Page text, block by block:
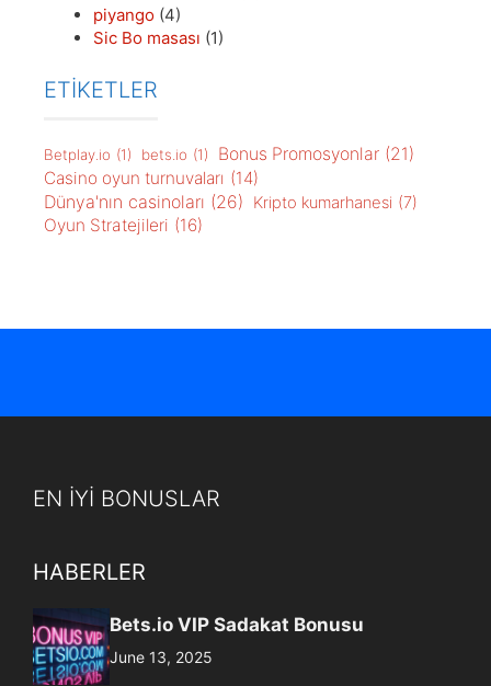
piyango (4)
Sic Bo masası (1)
ETİKETLER
Betplay.io (1) bets.io (1) Bonus Promosyonlar (21)
Casino oyun turnuvaları (14)
Dünya'nın casinoları (26) Kripto kumarhanesi (7)
Oyun Stratejileri (16)
EN İYİ BONUSLAR
HABERLER
Bets.io VIP Sadakat Bonusu
June 13, 2025